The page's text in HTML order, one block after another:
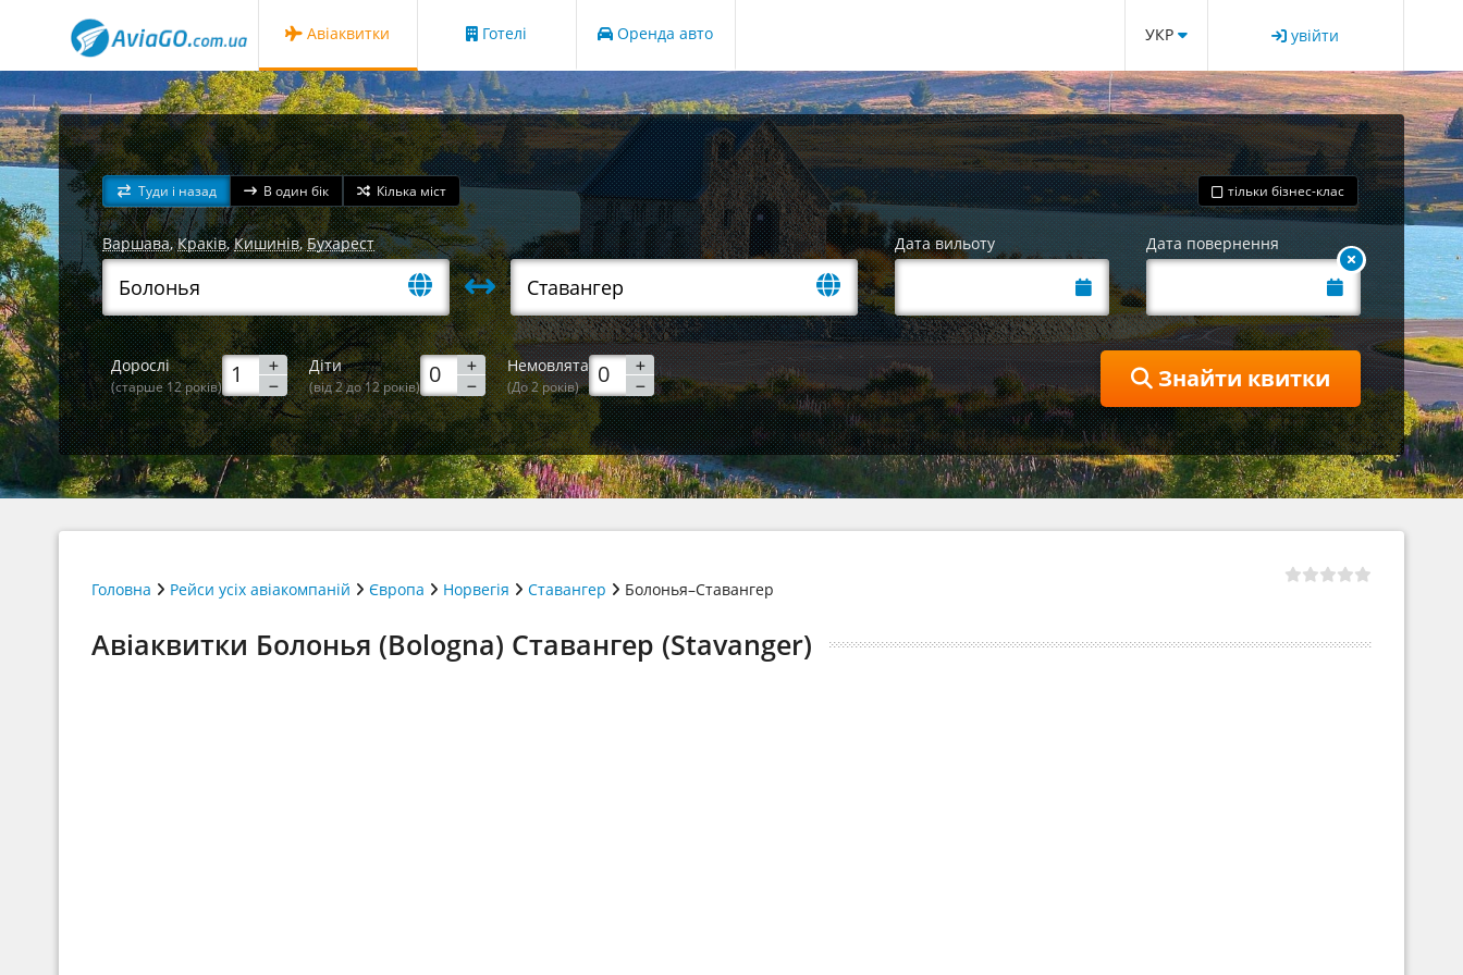
Авіаквитки Готелі Оренда авто УКР увійти
Туди і назад В один бік Кілька міст тільки бізнес-клас
Варшава,Краків,Кишинів,Бухарест Дата вильоту Дата повернення
Дорослі
(старше 12 років)
Діти
(від 2 до 12 років)
Немовлята
(До 2 років) Знайти квитки
Головна Рейси усіх авіакомпаній Європа Норвегія Ставангер Болонья–Ставангер
Авіаквитки Болонья (Bologna) Ставангер (Stavanger)